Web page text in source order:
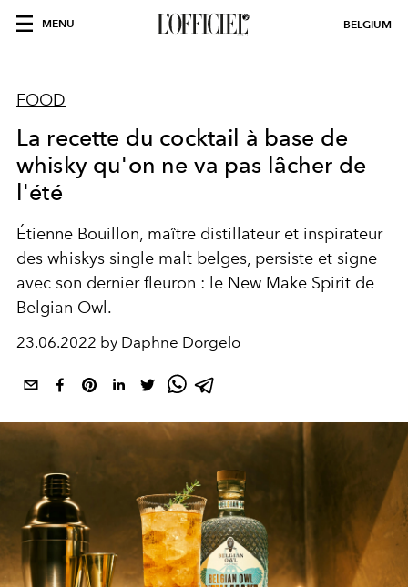
MENU BELGIUM
FOOD
La recette du cocktail à base de
whisky qu'on ne va pas lâcher de
l'été
Étienne Bouillon, maître distillateur et inspirateur
des whiskys single malt belges, persiste et signe
avec son dernier fleuron : le New Make Spirit de
Belgian Owl.
23.06.2022 by Daphne Dorgelo